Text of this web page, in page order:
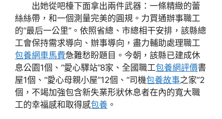
出她從吧檯下面拿出兩件武器：一條精緻的蕾
絲絲帶，和一個測量完美的圓規。力買通辦事職工
的“最后一公里”。依照省總、市總相干安排，該縣總
工會保持需求導向、辦事導向，盡力輔助處理職工
包養網車馬費急難愁盼題目。今朝，該縣已建成休
息公園1個、“愛心驛站”8家、全國職工包養網評價書
屋1個、“愛心母親小屋”12個、“司機包養故事之家”2
個，不竭加強包含新失業形狀休息者在內的寬大職
工的幸福感和取得感包養 。